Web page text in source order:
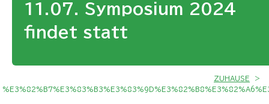
11.07. Symposium 2024
findet statt
ZUHAUSE
>